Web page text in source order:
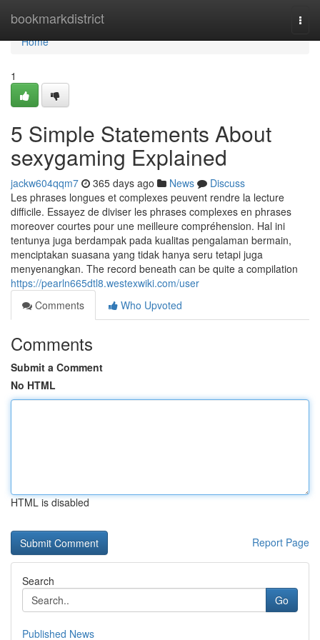
bookmarkdistrict
Home
Home
1
5 Simple Statements About
sexygaming Explained
jackw604qqm7 365 days ago News
Discuss
Les phrases longues et complexes peuvent rendre la lecture
difficile. Essayez de diviser les phrases complexes en phrases
moreover courtes pour une meilleure compréhension. Hal ini
tentunya juga berdampak pada kualitas pengalaman bermain,
menciptakan suasana yang tidak hanya seru tetapi juga
menyenangkan. The record beneath can be quite a compilation
https://pearln665dtl8.westexwiki.com/user
Comments
Who Upvoted
Comments
Submit a Comment
No HTML
HTML is disabled
Report Page
Search
Go
Published News